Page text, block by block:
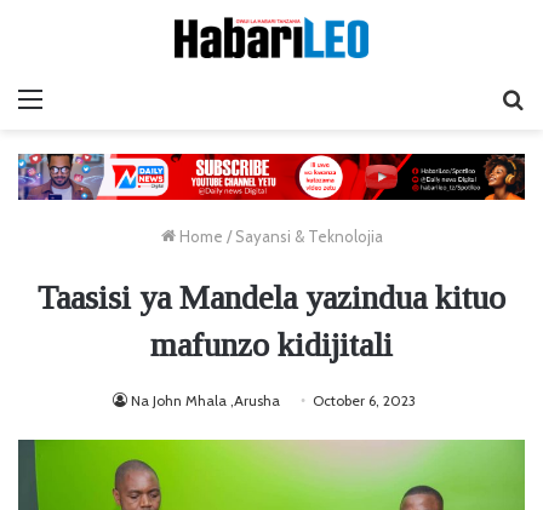
Home / Sayansi & Teknolojia
Taasisi ya Mandela yazindua kituo
mafunzo kidijitali
Na John Mhala ,Arusha October 6, 2023